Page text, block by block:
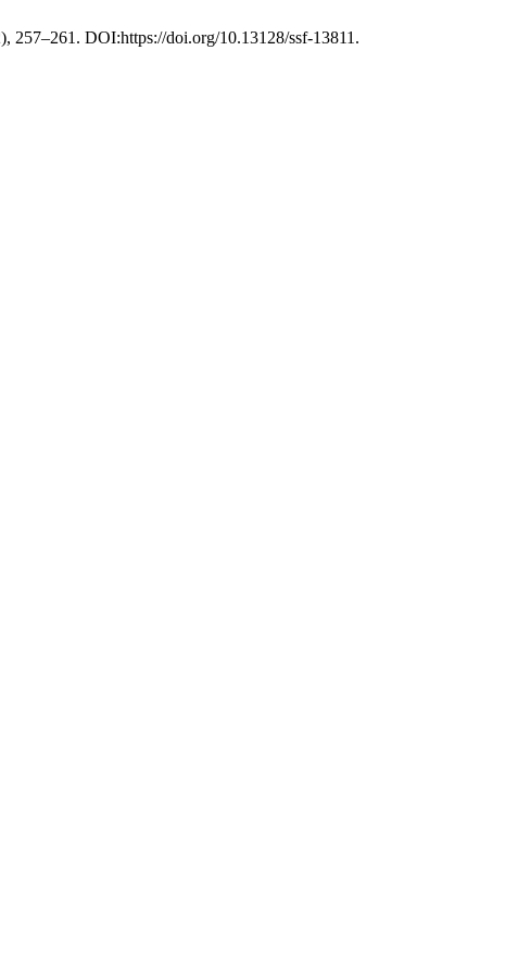
257–261. DOI:https://doi.org/10.13128/ssf-13811.